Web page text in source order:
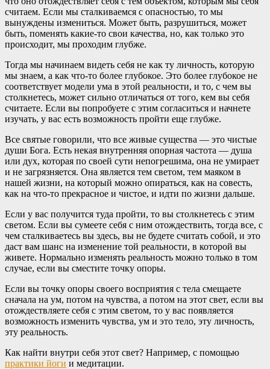
считаем. Если мы сталкиваемся с опасностью, то мы
вынуждены измениться. Может быть, разрушиться, может
быть, поменять какие-то свои качества, но, как только это
происходит, мы проходим глубже.
Тогда мы начинаем видеть себя не как ту личность, которую
мы знаем, а как что-то более глубокое. Это более глубокое не
соответствует модели ума в этой реальности, и то, с чем вы
столкнетесь, может сильно отличаться от того, кем вы себя
считаете. Если вы попробуете с этим согласиться и начнете
изучать, у вас есть возможность пройти еще глубже.
Все святые говорили, что все живые существа — это чистые
души Бога. Есть некая внутренняя опорная частота — душа
или дух, которая по своей сути непогрешима, она не умирает
и не загрязняется. Она является тем светом, тем маяком в
нашей жизни, на который можно опираться, как на совесть,
как на что-то прекрасное и чистое, и идти по жизни дальше.
Если у вас получится туда пройти, то вы столкнетесь с этим
светом. Если вы сумеете себя с ним отождествить, тогда все, с
чем сталкиваетесь вы здесь, вы не будете считать собой, и это
даст вам шанс на изменение той реальности, в которой вы
живете. Нормально изменять реальность можно только в том
случае, если вы сместите точку опоры.
Если вы точку опоры своего восприятия с тела смещаете
сначала на ум, потом на чувства, а потом на этот свет, если вы
отождествляете себя с этим светом, то у вас появляется
возможность изменить чувства, ум и это тело, эту личность,
эту реальность.
Как найти внутри себя этот свет? Например, с помощью
практики йоги и медитации.